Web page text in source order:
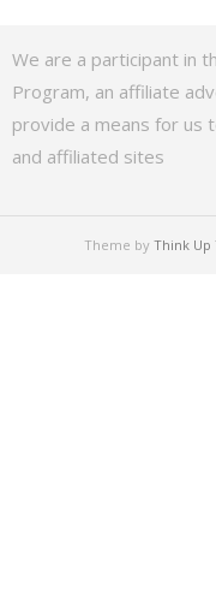
We are a participant in
Program, an affiliate
provide a means for us
and affiliated sites
Theme by Think Up